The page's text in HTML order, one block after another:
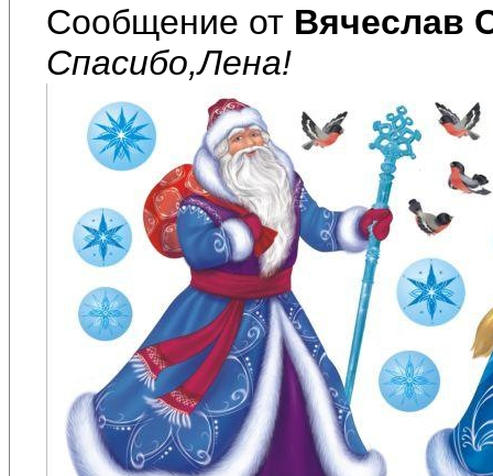
Сообщение от Вячеслав
Спасибо,Лена!